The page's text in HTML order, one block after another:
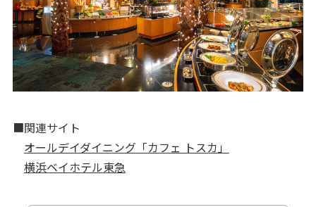
■関連サイト
オールデイダイニング「カフェ トスカ」
横浜ベイホテル東急